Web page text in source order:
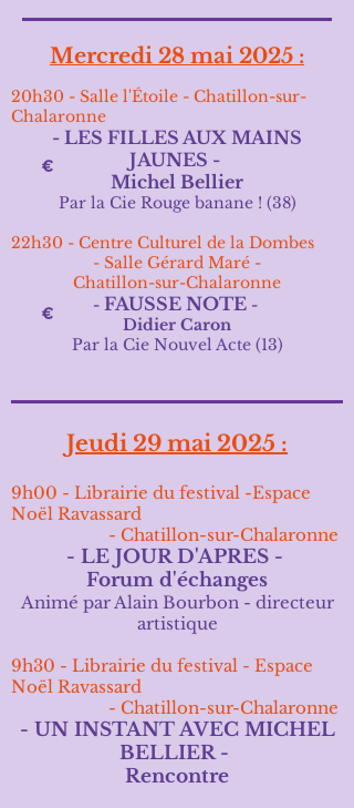
Mercredi 28 mai 2025 :
20h30 - Salle l'Étoile - Chatillon-sur-
Chalaronne
- LES FILLES AUX MAINS
JAUNES -
Michel Bellier
Par la Cie Rouge banane ! (38)
22h30 - Centre Culturel de la Dombes
- Salle Gérard Maré -
Chatillon-sur-Chalaronne
- FAUSSE NOTE-
Didier Caron
Par la Cie Nouvel Acte (13)
Jeudi 29 mai 2025 :
9h00 - Librairie du festival -Espace
Noël Ravassard
- Chatillon-sur-Chalaronne
- LE JOUR D'APRES -
Forum d'échanges
Animé par Alain Bourbon - directeur
artistique
9h30 - Librairie du festival - Espace
Noël Ravassard
- Chatillon-sur-Chalaronne
- UN INSTANT AVEC MICHEL
BELLIER -
Rencontre